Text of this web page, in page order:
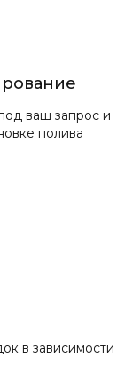
ваш запрос и
полива
в зависимости